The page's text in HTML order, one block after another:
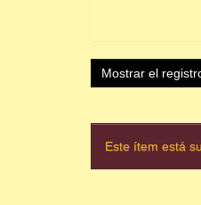
Mostrar el
Este ítem está